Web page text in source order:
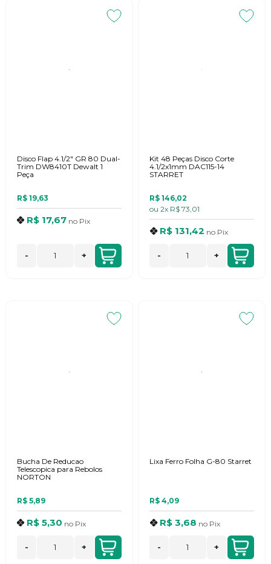
Disco Flap 4.1/2" GR 80 Dual-
Trim DW8410T Dewalt 1
Peça
R$ 19,63
R$ 17,67 no Pix
- +
Kit 48 Peças Disco Corte
4.1/2x1mm DAC115-14
STARRET
R$ 146,02
ou 2x R$ 73,01
R$ 131,42 no Pix
- +
Bucha De Reducao
Telescopica para Rebolos
NORTON
R$ 5,89
R$ 5,30 no Pix
- +
Lixa Ferro Folha G-80 Starret
R$ 4,09
R$ 3,68 no Pix
- +